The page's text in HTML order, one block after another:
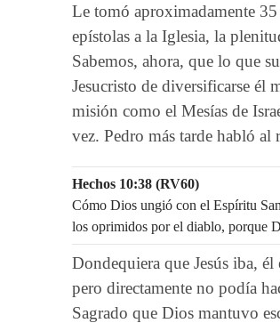
Le tomó aproximadamente
epístolas a la Iglesia, la
Sabemos, ahora, que lo que
Jesucristo de diversificarse él
misión como el Mesías de
vez. Pedro más tarde habló al
Hechos 10:38 (RV60)
Cómo Dios ungió con el Espíritu
los oprimidos por el diablo, porque
Dondequiera que Jesús iba,
pero directamente no podía
Sagrado que Dios mantuvo